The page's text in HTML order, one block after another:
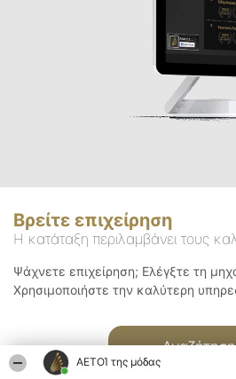
ΑΕΤΟΊ της μόδας
Βρείτε επιχείρηση
Η κατάταξη περιλαμβάνει τους
Ψάχνετε επιχείρηση; Ελέγξτε τη
Χρησιμοποιήστε την καλύτερη
Αναζήτηση